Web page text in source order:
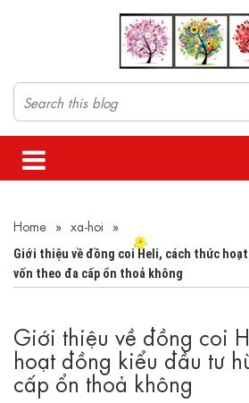
Home » xa-hoi »
Giới thiệu về đồng coi Heli, cách thức
vốn theo đa cấp ổn thoả không
Giới thiệu về đồng coi
hoạt đồng kiểu đầu tư
cấp ổn thoả không